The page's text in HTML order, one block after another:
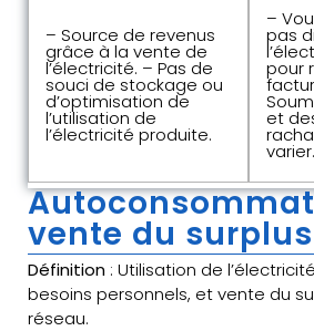
– Source de revenus
grâce à la vente de
l’électricité. – Pas de
souci de stockage ou
d’optimisation de
l’utilisation de
l’électricité produite.
–
pas
pour
et
varier.
vente du surplus
Définition : Utilisation de
besoins personnels, et vente du
réseau.